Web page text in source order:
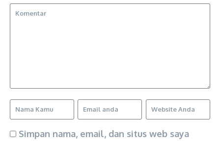
Simpan nama, email, dan situs web saya